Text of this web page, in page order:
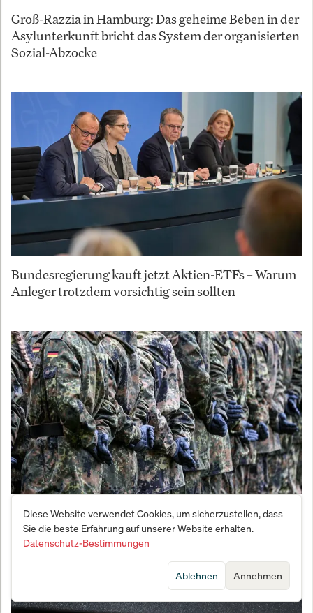
Groß-Razzia in Hamburg: Das geheime Beben in der
Asylunterkunft bricht das System der organisierten
Sozial-Abzocke
Bundesregierung kauft jetzt Aktien-ETFs – Warum
Anleger trotzdem vorsichtig sein sollten
Vernichtungsschlag gegen den Fachkräftemangel:
Bundeswehr meldet Bewerber-Beben
Diese Website verwendet Cookies, um sicherzustellen, dass
Sie die beste Erfahrung auf unserer Website erhalten.
Datenschutz-Bestimmungen
Annehmen
Ablehnen